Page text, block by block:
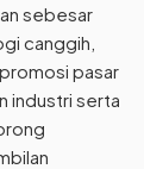
sebesar
canggih,
pasar
industri serta